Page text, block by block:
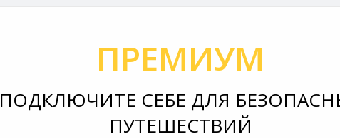
ПРЕМИУМ
ПОДКЛЮЧИТЕ СЕБЕ ДЛЯ
ПУТЕШЕСТВИЙ